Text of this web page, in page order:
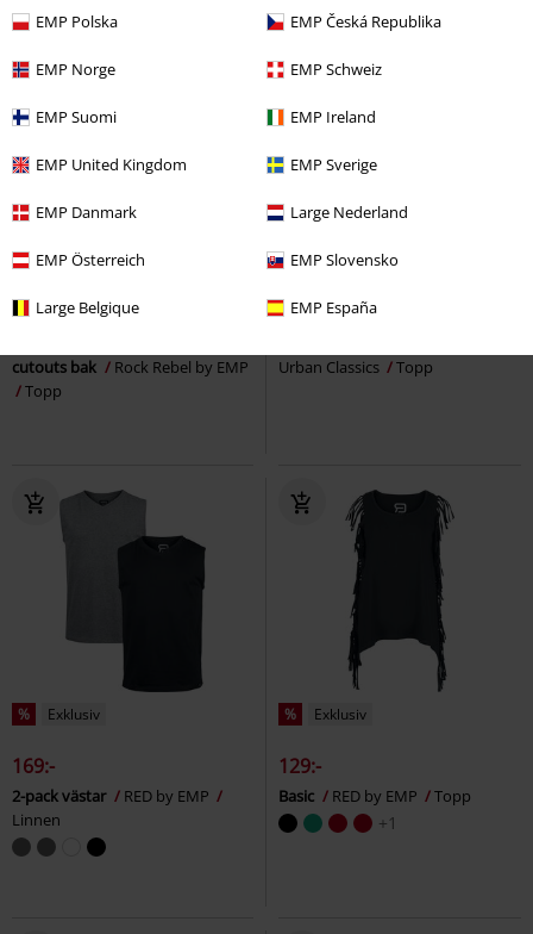
EMP Polska EMP Česká Republika
EMP Norge EMP Schweiz
EMP Suomi EMP Ireland
EMP United Kingdom EMP Sverige
EMP Danmark Large Nederland
EMP Österreich EMP Slovensko
Large Belgique EMP España
Exklusiv
Cut-Outs
299:-
cutouts bak
Rock Rebel by EMP
Topp
Snörning
169:-
Urban Classics
Topp
% Exklusiv
169:-
2-pack västar
RED by EMP
Linnen
% Exklusiv
129:-
Basic RED by EMP Topp
+1